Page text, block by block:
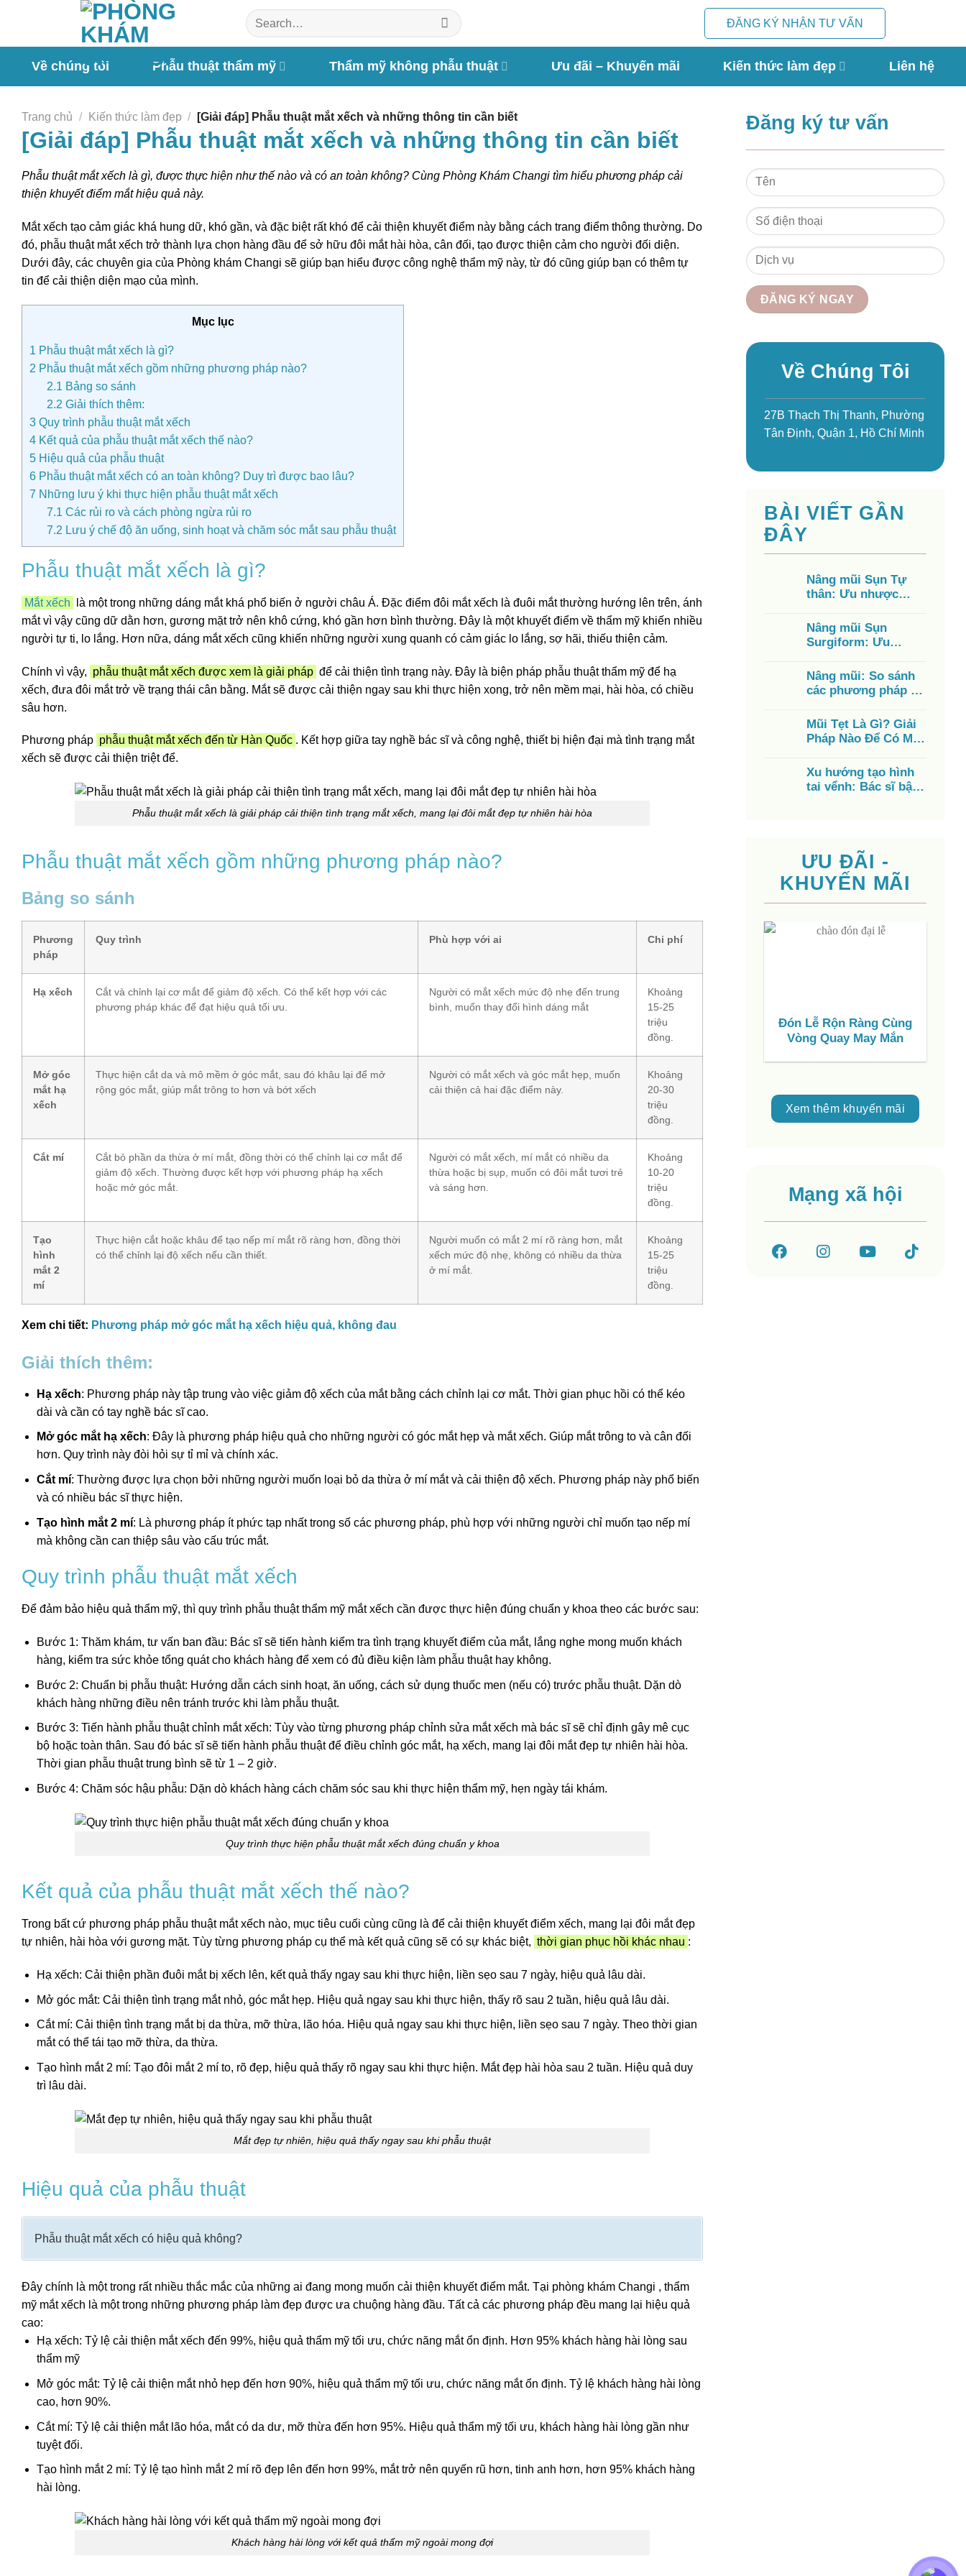
nội
ĐĂNG KÝ NHẬN TƯ VẤN
Về chúng tôi Phẫu thuật thẩm mỹ Thẩm mỹ không phẫu thuật Ưu đãi – Khuyến mãi Kiến thức làm đẹp Liên hệ
Trang chủ / Kiến thức làm đẹp / [Giải đáp] Phẫu thuật mắt xếch và những thông tin cần biết
[Giải đáp] Phẫu thuật mắt xếch và những thông tin cần biết
Phẫu thuật mắt xếch là gì, được thực hiện như thế nào và có an toàn không? Cùng Phòng Khám Changi tìm hiểu phương pháp cải
thiện khuyết điểm mắt hiệu quả này.
Mắt xếch tạo cảm giác khá hung dữ, khó gần, và đặc biệt rất khó để cải thiện khuyết điểm này bằng cách trang điểm thông thường. Do
đó, phẫu thuật mắt xếch trở thành lựa chọn hàng đầu để sở hữu đôi mắt hài hòa, cân đối, tạo được thiện cảm cho người đối diện.
Dưới đây, các chuyên gia của Phòng khám Changi sẽ giúp bạn hiểu được công nghệ thẩm mỹ này, từ đó cũng giúp bạn có thêm tự
tin để cải thiện diện mạo của mình.
Mục lục
1 Phẫu thuật mắt xếch là gì?
2 Phẫu thuật mắt xếch gồm những phương pháp nào?
2.1 Bảng so sánh
2.2 Giải thích thêm:
3 Quy trình phẫu thuật mắt xếch
4 Kết quả của phẫu thuật mắt xếch thế nào?
5 Hiệu quả của phẫu thuật
6 Phẫu thuật mắt xếch có an toàn không? Duy trì được bao lâu?
7 Những lưu ý khi thực hiện phẫu thuật mắt xếch
7.1 Các rủi ro và cách phòng ngừa rủi ro
7.2 Lưu ý chế độ ăn uống, sinh hoạt và chăm sóc mắt sau phẫu thuật
Phẫu thuật mắt xếch là gì?
Mắt xếch
là một trong những dáng mắt khá phổ biến ở người châu Á. Đặc điểm đôi mắt xếch là đuôi mắt thường hướng lên trên, ánh
mắt vì vậy cũng dữ dằn hơn, gương mặt trở nên khô cứng, khó gần hơn bình thường. Đây là một khuyết điểm về thẩm mỹ khiến nhiều
người tự ti, lo lắng. Hơn nữa, dáng mắt xếch cũng khiến những người xung quanh có cảm giác lo lắng, sợ hãi, thiếu thiện cảm.
Chính vì vậy, phẫu thuật mắt xếch được xem là giải pháp để cải thiện tình trạng này. Đây là biện pháp phẫu thuật thẩm mỹ để hạ
xếch, đưa đôi mắt trở về trạng thái cân bằng. Mắt sẽ được cải thiện ngay sau khi thực hiện xong, trở nên mềm mại, hài hòa, có chiều
sâu hơn.
Phương pháp phẫu thuật mắt xếch đến từ Hàn Quốc . Kết hợp giữa tay nghề bác sĩ và công nghệ, thiết bị hiện đại mà tình trạng mắt
xếch sẽ được cải thiện triệt để.
Phẫu thuật mắt xếch là giải pháp cải thiện tình trạng mắt xếch, mang lại đôi mắt đẹp tự nhiên hài hòa
Phẫu thuật mắt xếch gồm những phương pháp nào?
Bảng so sánh
Phương
pháp
Quy trình Phù hợp với ai Chi phí
Hạ xếch
Cắt và chỉnh lại cơ mắt để giảm độ xếch. Có thể kết hợp với các
phương pháp khác để đạt hiệu quả tối ưu.
Người có mắt xếch mức độ nhẹ đến trung
bình, muốn thay đổi hình dáng mắt
Khoảng
15-25
triệu
đồng.
Mở góc
mắt hạ
xếch
Thực hiện cắt da và mô mềm ở góc mắt, sau đó khâu lại để mở
rộng góc mắt, giúp mắt trông to hơn và bớt xếch
Người có mắt xếch và góc mắt hẹp, muốn
cải thiện cả hai đặc điểm này.
Khoảng
20-30
triệu
đồng.
Cắt mí
Cắt bỏ phần da thừa ở mí mắt, đồng thời có thể chỉnh lại cơ mắt để
giảm độ xếch. Thường được kết hợp với phương pháp hạ xếch
hoặc mở góc mắt.
Người có mắt xếch, mí mắt có nhiều da
thừa hoặc bị sụp, muốn có đôi mắt tươi trẻ
và sáng hơn.
Khoảng
10-20
triệu
đồng.
Tạo
hình
mắt 2
mí
Thực hiện cắt hoặc khâu để tạo nếp mí mắt rõ ràng hơn, đồng thời
có thể chỉnh lại độ xếch nếu cần thiết.
Người muốn có mắt 2 mí rõ ràng hơn, mắt
xếch mức độ nhẹ, không có nhiều da thừa
ở mí mắt.
Khoảng
15-25
triệu
đồng.
Xem chi tiết: Phương pháp mở góc mắt hạ xếch hiệu quả, không đau
Giải thích thêm:
Hạ xếch: Phương pháp này tập trung vào việc giảm độ xếch của mắt bằng cách chỉnh lại cơ mắt. Thời gian phục hồi có thể kéo
dài và cần có tay nghề bác sĩ cao.
Mở góc mắt hạ xếch: Đây là phương pháp hiệu quả cho những người có góc mắt hẹp và mắt xếch. Giúp mắt trông to và cân đối
hơn. Quy trình này đòi hỏi sự tỉ mỉ và chính xác.
Cắt mí: Thường được lựa chọn bởi những người muốn loại bỏ da thừa ở mí mắt và cải thiện độ xếch. Phương pháp này phổ biến
và có nhiều bác sĩ thực hiện.
Tạo hình mắt 2 mí: Là phương pháp ít phức tạp nhất trong số các phương pháp, phù hợp với những người chỉ muốn tạo nếp mí
mà không cần can thiệp sâu vào cấu trúc mắt.
Quy trình phẫu thuật mắt xếch
Để đảm bảo hiệu quả thẩm mỹ, thì quy trình phẫu thuật thẩm mỹ mắt xếch cần được thực hiện đúng chuẩn y khoa theo các bước sau:
Bước 1: Thăm khám, tư vấn ban đầu: Bác sĩ sẽ tiến hành kiểm tra tình trạng khuyết điểm của mắt, lắng nghe mong muốn khách
hàng, kiểm tra sức khỏe tổng quát cho khách hàng để xem có đủ điều kiện làm phẫu thuật hay không.
Bước 2: Chuẩn bị phẫu thuật: Hướng dẫn cách sinh hoạt, ăn uống, cách sử dụng thuốc men (nếu có) trước phẫu thuật. Dặn dò
khách hàng những điều nên tránh trước khi làm phẫu thuật.
Bước 3: Tiến hành phẫu thuật chỉnh mắt xếch: Tùy vào từng phương pháp chỉnh sửa mắt xếch mà bác sĩ sẽ chỉ định gây mê cục
bộ hoặc toàn thân. Sau đó bác sĩ sẽ tiến hành phẫu thuật để điều chỉnh góc mắt, hạ xếch, mang lại đôi mắt đẹp tự nhiên hài hòa.
Thời gian phẫu thuật trung bình sẽ từ 1 – 2 giờ.
Bước 4: Chăm sóc hậu phẫu: Dặn dò khách hàng cách chăm sóc sau khi thực hiện thẩm mỹ, hẹn ngày tái khám.
Quy trình thực hiện phẫu thuật mắt xếch đúng chuẩn y khoa
Kết quả của phẫu thuật mắt xếch thế nào?
Trong bất cứ phương pháp phẫu thuật mắt xếch nào, mục tiêu cuối cùng cũng là để cải thiện khuyết điểm xếch, mang lại đôi mắt đẹp
tự nhiên, hài hòa với gương mặt. Tùy từng phương pháp cụ thể mà kết quả cũng sẽ có sự khác biệt, thời gian phục hồi khác nhau :
Hạ xếch: Cải thiện phần đuôi mắt bị xếch lên, kết quả thấy ngay sau khi thực hiện, liền sẹo sau 7 ngày, hiệu quả lâu dài.
Mở góc mắt: Cải thiện tình trạng mắt nhỏ, góc mắt hẹp. Hiệu quả ngay sau khi thực hiện, thấy rõ sau 2 tuần, hiệu quả lâu dài.
Cắt mí: Cải thiện tình trạng mắt bị da thừa, mỡ thừa, lão hóa. Hiệu quả ngay sau khi thực hiện, liền sẹo sau 7 ngày. Theo thời gian
mắt có thể tái tạo mỡ thừa, da thừa.
Tạo hình mắt 2 mí: Tạo đôi mắt 2 mí to, rõ đẹp, hiệu quả thấy rõ ngay sau khi thực hiện. Mắt đẹp hài hòa sau 2 tuần. Hiệu quả duy
trì lâu dài.
Mắt đẹp tự nhiên, hiệu quả thấy ngay sau khi phẫu thuật
Hiệu quả của phẫu thuật
Phẫu thuật mắt xếch có hiệu quả không?
Đây chính là một trong rất nhiều thắc mắc của những ai đang mong muốn cải thiện khuyết điểm mắt. Tại phòng khám Changi , thẩm
mỹ mắt xếch là một trong những phương pháp làm đẹp được ưa chuộng hàng đầu. Tất cả các phương pháp đều mang lại hiệu quả
cao:
Hạ xếch: Tỷ lệ cải thiện mắt xếch đến 99%, hiệu quả thẩm mỹ tối ưu, chức năng mắt ổn định. Hơn 95% khách hàng hài lòng sau
thẩm mỹ
Mở góc mắt: Tỷ lệ cải thiện mắt nhỏ hẹp đến hơn 90%, hiệu quả thẩm mỹ tối ưu, chức năng mắt ổn định. Tỷ lệ khách hàng hài lòng
cao, hơn 90%.
Cắt mí: Tỷ lệ cải thiện mắt lão hóa, mắt có da dư, mỡ thừa đến hơn 95%. Hiệu quả thẩm mỹ tối ưu, khách hàng hài lòng gần như
tuyệt đối.
Tạo hình mắt 2 mí: Tỷ lệ tạo hình mắt 2 mí rõ đẹp lên đến hơn 99%, mắt trở nên quyến rũ hơn, tinh anh hơn, hơn 95% khách hàng
hài lòng.
Khách hàng hài lòng với kết quả thẩm mỹ ngoài mong đợi
Đăng ký tư vấn
Về Chúng Tôi
27B Thạch Thị Thanh, Phường
Tân Định, Quận 1, Hồ Chí Minh
BÀI VIẾT GẦN
ĐÂY
Nâng mũi Sụn Tự
thân: Ưu nhược
không?
Nâng mũi Sụn
Surgiform: Ưu
có tốt không?
Nâng mũi: So sánh
các phương pháp từ
điểm
Mũi Tẹt Là Gì? Giải
Pháp Nào Để Có Mũi
Xu hướng tạo hình
tai vểnh: Bác sĩ bật
ƯU ĐÃI -
KHUYẾN MÃI
Đón Lễ Rộn Ràng Cùng
Vòng Quay May Mắn
Xem thêm khuyến mãi
Mạng xã hội